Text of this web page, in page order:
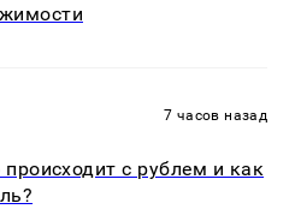
7 часов назад
с рублем и как